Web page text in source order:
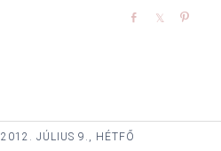
Share Share
2012. JÚLIUS 9., HÉTFŐ